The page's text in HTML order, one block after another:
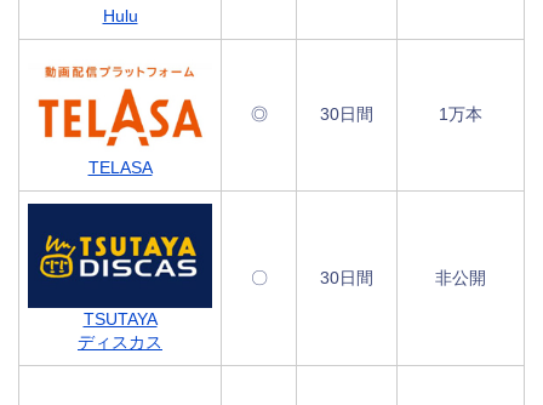
Hulu
TELASA
◎ 30日間 1万本
TSUTAYA
ディスカス
〇 30日間 非公開